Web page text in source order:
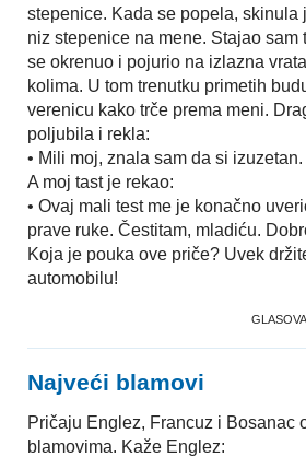
stepenice. Kada se popela, skinula
niz stepenice na mene. Stajao sam
se okrenuo i pojurio na izlazna
kolima. U tom trenutku primetih
verenicu kako trče prema meni.
poljubila i rekla:
• Mili moj, znala sam da si izuzetan.
A moj tast je rekao:
• Ovaj mali test me je konačno
prave ruke. Čestitam, mladiću.
Koja je pouka ove priče? Uvek
automobilu!
Najveći blamovi
Pričaju Englez, Francuz i Bosanac
blamovima. Kaže Englez: